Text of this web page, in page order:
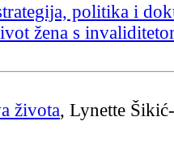
politika i
žena s
života, Lynette